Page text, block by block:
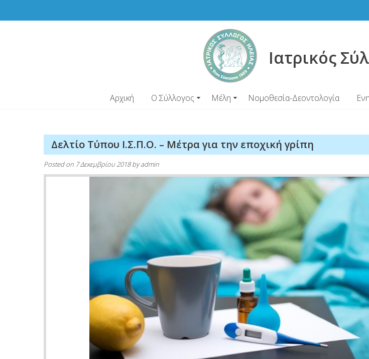
Ιατρικός
Αρχική Ο Σύλλογος Μέλη Νομοθεσία-Δεοντολογία
Δελτίο Τύπου Ι.Σ.Π.Ο. – Μέτρα για την εποχική γρίπη
Posted on 7 Δεκεμβρίου 2018byadmin